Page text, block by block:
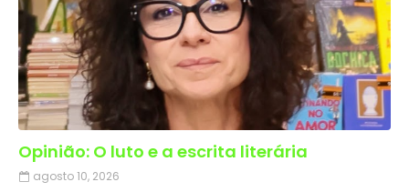
Opinião: O luto e a escrita literária
agosto 10, 2026